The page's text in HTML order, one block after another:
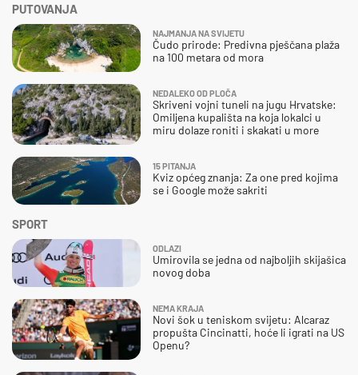
SPORT
ODLAZI
Umirovila se jedna od najboljih skijašica
novog doba
NEMA KRAJA
Novi šok u teniskom svijetu: Alcaraz
propušta Cincinatti, hoće li igrati na US
Openu?
PUTOVANJA
NAJMANJA NA SVIJETU
Čudo prirode: Predivna pješčana plaža
na 100 metara od mora
NEDALEKO OD PLOČA
Skriveni vojni tuneli na jugu Hrvatske:
Omiljena kupališta na koja lokalci u
miru dolaze roniti i skakati u more
15 PITANJA
Kviz općeg znanja: Za one pred kojima
se i Google može sakriti